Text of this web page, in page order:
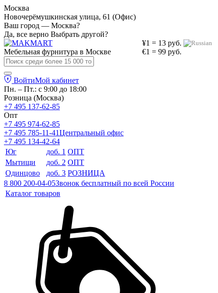
Москва
Новочерёмушкинская улица, 61 (Офис)
Ваш город — Москва?
Да, все верно Выбрать другой?
¥1 = 13 руб.
€1 = 99 руб.
Мебельная фурнитура в Москве
ВойтиМой кабинет
Пн. – Пт.: с 9:00 до 18:00
Розница (Москва)
+7 495 137-62-85
Опт
+7 495 974-62-85
+7 495 785-11-41Центральный офис
+7 495 134-42-64
Юг
доб. 1 ОПТ
Мытищи
доб. 2 ОПТ
Одинцово
доб. 3 РОЗНИЦА
8 800 200-04-05Звонок бесплатный по всей России
Каталог товаров